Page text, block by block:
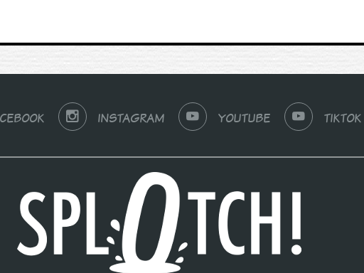
INSTAGRAM YOUTUBE TIKTOK